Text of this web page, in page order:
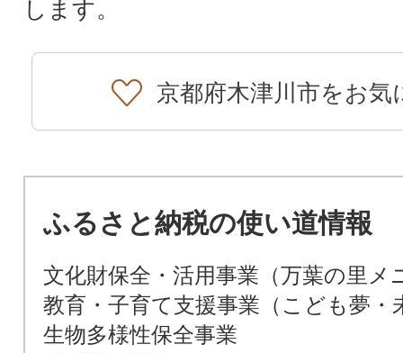
します。
京都府木津川市をお気
ふるさと納税の使い道情報
文化財保全・活用事業（万葉の里メ
教育・子育て支援事業（こども夢・
生物多様性保全事業